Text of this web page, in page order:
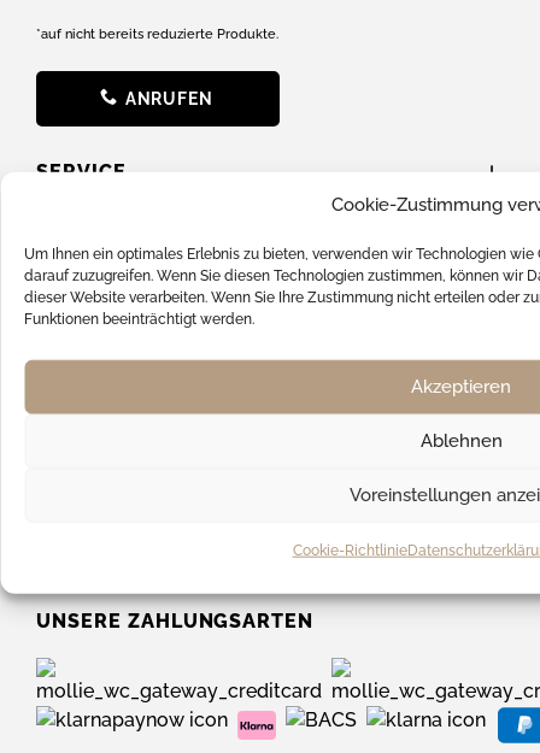
Cookie-Zustimmung
Um Ihnen ein optimales Erlebnis zu bieten, verwenden wir Technologien
darauf zuzugreifen. Wenn Sie diesen Technologien zustimmen, können wir
dieser Website verarbeiten. Wenn Sie Ihre Zustimmung nicht erteilen oder
Funktionen beeinträchtigt werden.
Akzeptieren
Ablehnen
Voreinstellungen
Cookie-Richtlinie
*auf nicht bereits reduzierte Produkte.
ANRUFEN
SERVICE
Batterieverordnung
FAQ
Hilfe & Support
UNSERE ZAHLUNGSARTEN